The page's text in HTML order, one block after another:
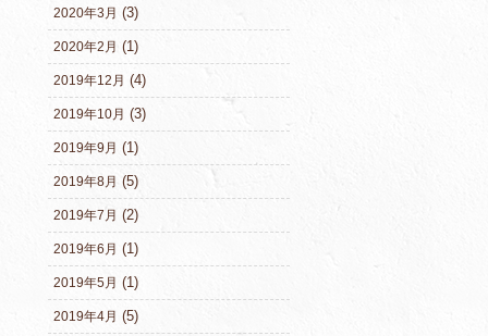
2020年3月 (3)
2020年2月 (1)
2019年12月 (4)
2019年10月 (3)
2019年9月 (1)
2019年8月 (5)
2019年7月 (2)
2019年6月 (1)
2019年5月 (1)
2019年4月 (5)